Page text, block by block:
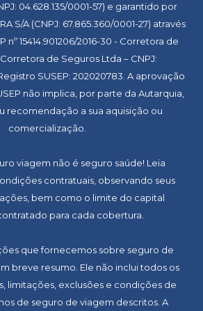
04.628.135/0001-57) e garantido por
S/A (CNPJ: 67.865.360/0001-27) através
nº 15414.901206/2016-30 - Corretora de
de Seguros Ltda – CNPJ:
Registro SUSEP: 202020783. A aprovação
não implica, por parte da Autarquia,
recomendação a sua aquisição ou
comercialização.
viagem não é seguro saúde! Leia
contratuais, observando seus
bem como o limite do capital
para cada cobertura.
que fornecemos sobre seguro de
breve resumo. Ele não inclui todos os
limitações, exclusões e condições de
de seguro de viagem descritos. A